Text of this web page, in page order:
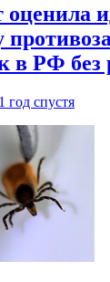
оценила
в РФ без
1 год спустя